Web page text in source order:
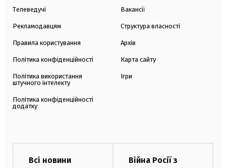
Телеведучі
Рекламодавцям
Правила користування
Політика конфіденційності
Політика використання
штучного інтелекту
Політика конфіденційності
додатку
Вакансії
Структура власності
Архів
Карта сайту
Ігри
Всі новини
Війна Росії з